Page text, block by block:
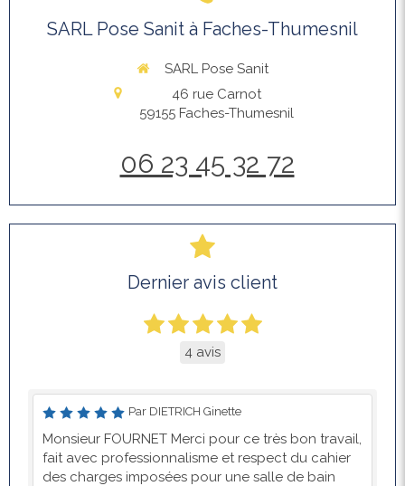
SARL Pose Sanit à Faches-Thumesnil
SARL Pose Sanit
46 rue Carnot
59155 Faches-Thumesnil
06 23 45 32 72
Dernier avis client
4 avis
Par DIETRICH Ginette
Monsieur FOURNET Merci pour ce très bon travail,
fait avec professionnalisme et respect du cahier
des charges imposées pour une salle de bain